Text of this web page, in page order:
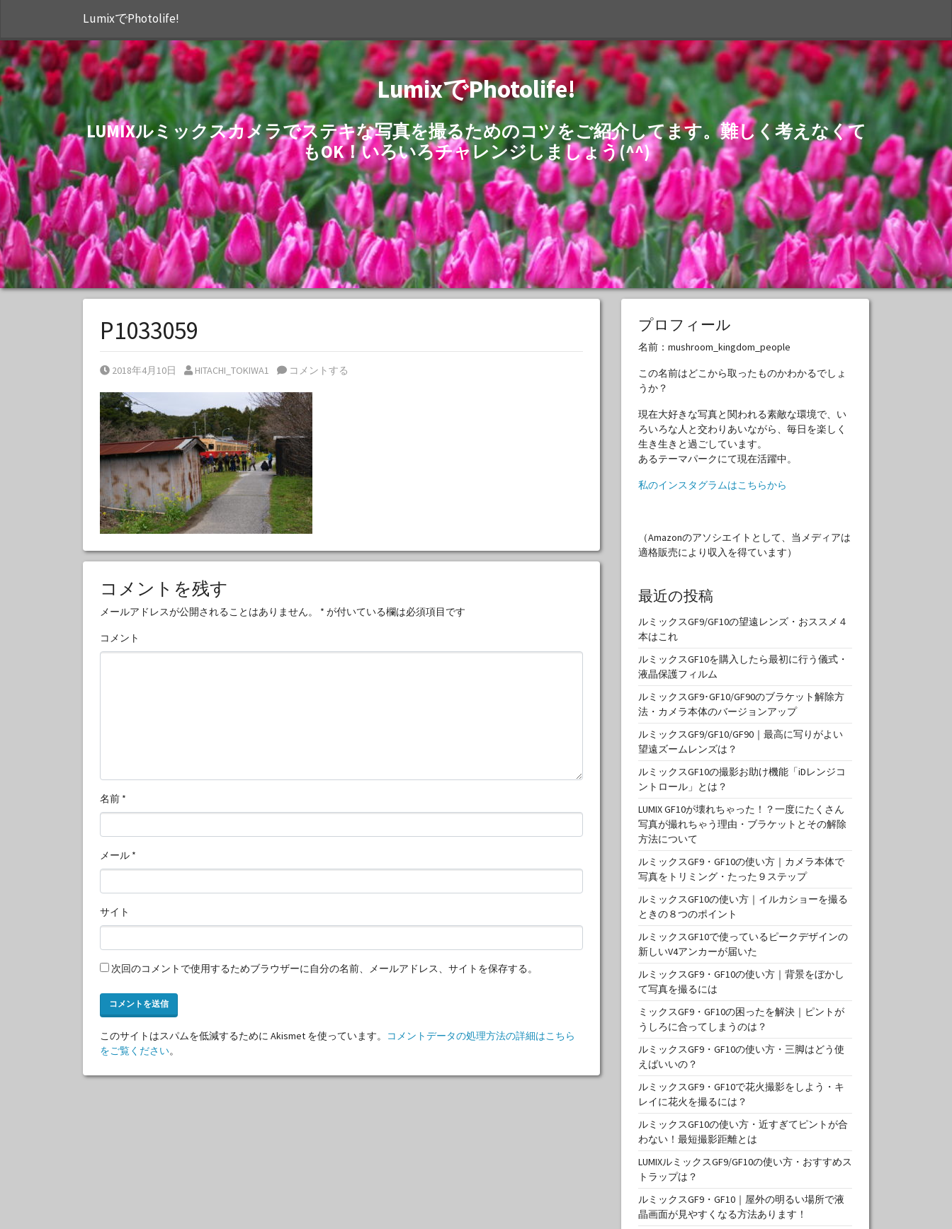
LumixでPhotolife!
LumixでPhotolife!
LUMIXルミックスカメラでステキな写真を撮るためのコツをご紹介してます。難しく考えなくて
もOK！いろいろチャレンジしましょう(^^)
P1033059
Posted on
2018年4月10日 Posted by
HITACHI_TOKIWA1 コメントする
コメントを残す
メールアドレスが公開されることはありません。 * が付いている欄は必須項目です
コメント
名前 *
メール *
サイト
次回のコメントで使用するためブラウザーに自分の名前、メールアドレス、サイトを保存する。
このサイトはスパムを低減するために Akismet を使っています。
コメントデータの処理方法の詳細はこちら
をご覧ください。
プロフィール
名前：mushroom_kingdom_people
この名前はどこから取ったものかわかるでしょ
うか？
現在大好きな写真と関われる素敵な環境で、い
ろいろな人と交わりあいながら、毎日を楽しく
生き生きと過ごしています。
あるテーマパークにて現在活躍中。
私のインスタグラムはこちらから
（Amazonのアソシエイトとして、当メディアは
適格販売により収入を得ています）
最近の投稿
ルミックスGF9/GF10の望遠レンズ・おススメ４
本はこれ
ルミックスGF10を購入したら最初に行う儀式・
液晶保護フィルム
ルミックスGF9･GF10/GF90のブラケット解除方
法・カメラ本体のバージョンアップ
ルミックスGF9/GF10/GF90｜最高に写りがよい
望遠ズームレンズは？
ルミックスGF10の撮影お助け機能「iDレンジコ
ントロール」とは？
LUMIX GF10が壊れちゃった！？一度にたくさん
写真が撮れちゃう理由・ブラケットとその解除
方法について
ルミックスGF9・GF10の使い方｜カメラ本体で
写真をトリミング・たった９ステップ
ルミックスGF10の使い方｜イルカショーを撮る
ときの８つのポイント
ルミックスGF10で使っているピークデザインの
新しいV4アンカーが届いた
ルミックスGF9・GF10の使い方｜背景をぼかし
て写真を撮るには
ミックスGF9・GF10の困ったを解決｜ピントが
うしろに合ってしまうのは？
ルミックスGF9・GF10の使い方・三脚はどう使
えばいいの？
ルミックスGF9・GF10で花火撮影をしよう・キ
レイに花火を撮るには？
ルミックスGF10の使い方・近すぎてピントが合
わない！最短撮影距離とは
LUMIXルミックスGF9/GF10の使い方・おすすめス
トラップは？
ルミックスGF9・GF10｜屋外の明るい場所で液
晶画面が見やすくなる方法あります！